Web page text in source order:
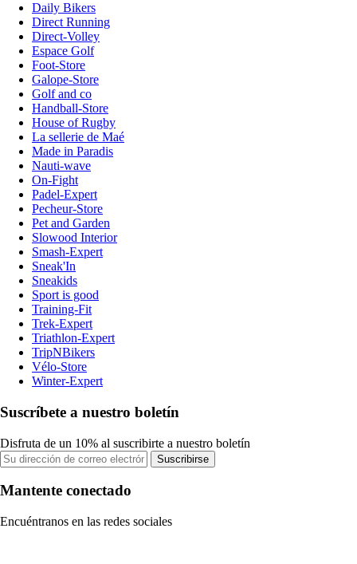
Daily Bikers
Direct Running
Direct-Volley
Espace Golf
Foot-Store
Galope-Store
Golf and co
Handball-Store
House of Rugby
La sellerie de Maé
Made in Paradis
Nauti-wave
On-Fight
Padel-Expert
Pecheur-Store
Pet and Garden
Slowood Interior
Smash-Expert
Sneak'In
Sneakids
Sport is good
Training-Fit
Trek-Expert
Triathlon-Expert
TripNBikers
Vélo-Store
Winter-Expert
Suscríbete a nuestro boletín
Disfruta de un 10% al suscribirte a nuestro boletín
Suscribirse
Mantente conectado
Encuéntranos en las redes sociales